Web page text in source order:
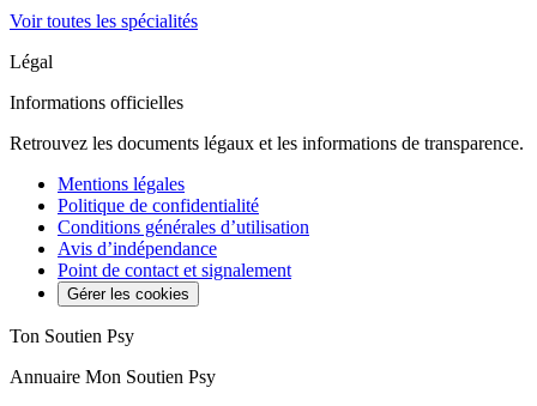
Voir toutes les spécialités
Légal
Informations officielles
Retrouvez les documents légaux et les informations de transparence.
Mentions légales
Politique de confidentialité
Conditions générales d’utilisation
Avis d’indépendance
Point de contact et signalement
Gérer les cookies
Ton Soutien Psy
Annuaire Mon Soutien Psy